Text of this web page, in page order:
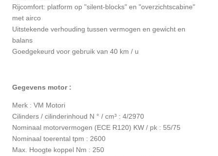
Rijcomfort: platform op "silent-blocks" en "overzichtscabine"
met airco
Uitstekende verhouding tussen vermogen en gewicht en
balans
Goedgekeurd voor gebruik van 40 km / u
Gegevens motor :
Merk : VM Motori
Cilinders / cilinderinhoud N ° / cm³ : 4/2970
Nominaal motorvermogen (ECE R120) KW / pk : 55/75
Nominaal toerental tpm : 2600
Max. Hoogte koppel Nm : 250